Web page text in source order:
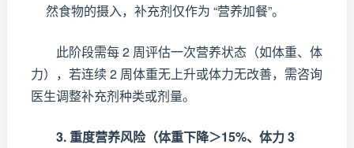
然食物的摄入，补充剂仅作为 “营养加餐”。
此阶段需每 2 周评估一次营养状态（如体重、体
力），若连续 2 周体重无上升或体力无改善，需咨询
医生调整补充剂种类或剂量。
3. 重度营养风险（体重下降＞15%、体力 3